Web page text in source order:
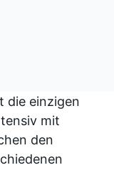
die einzigen
mit
den